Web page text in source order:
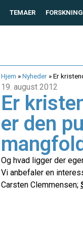
TEMAER
Hjem »Nyheder»Er
19. august 2012
Er
er den
Og hvad ligger der
Vi anbefaler en
Carsten Clemmensen;